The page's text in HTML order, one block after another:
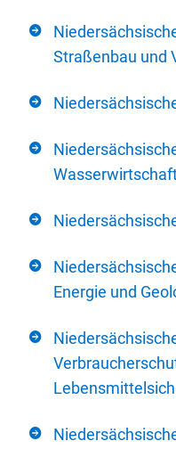
Straßenbau und
Energie und